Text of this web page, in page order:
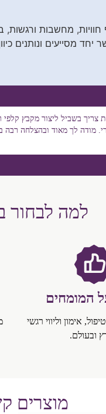
חוויות, מחשבות
מסייעים ונותנים
בשביל ליצור מקבץ
מודה לך מאוד ובהצלחה
למה לבחור
המומחים
אימון וליווי רגשי
ובעולם.
מוצרים